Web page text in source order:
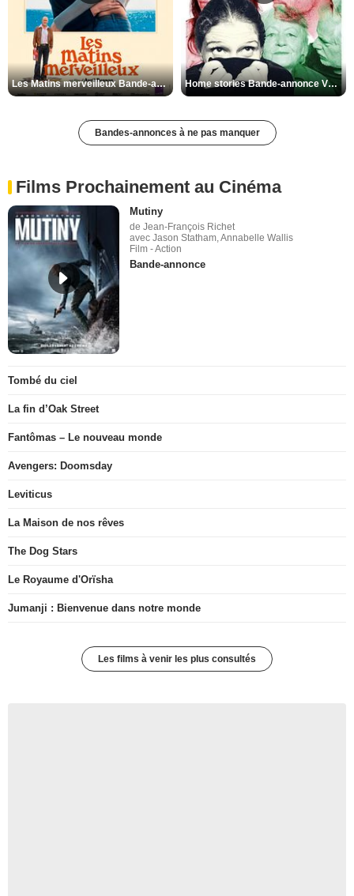
Les Matins merveilleux Bande-annonce VF Home stories Bande-annonce VO STFR
Bandes-annonces à ne pas manquer
Films Prochainement au Cinéma
Mutiny
de Jean-François Richet
avec Jason Statham, Annabelle Wallis
Film - Action
Bande-annonce
Tombé du ciel
La fin d’Oak Street
Fantômas – Le nouveau monde
Avengers: Doomsday
Leviticus
La Maison de nos rêves
The Dog Stars
Le Royaume d'Orïsha
Jumanji : Bienvenue dans notre monde
Les films à venir les plus consultés